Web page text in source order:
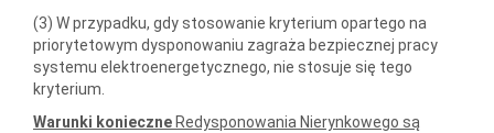
(3) W przypadku, gdy stosowanie kryterium opartego na
priorytetowym dysponowaniu zagraża bezpiecznej pracy
systemu elektroenergetycznego, nie stosuje się tego
kryterium.
Warunki konieczne Redysponowania Nierynkowego są